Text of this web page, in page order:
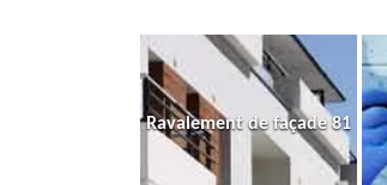
Ravalement de façade 81